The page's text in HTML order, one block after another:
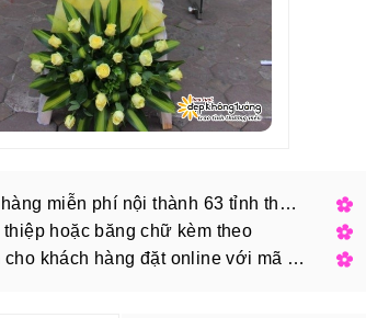
Giao hàng miễn phí nội thành 63 tỉnh thành phố
thiệp hoặc băng chữ kèm theo
Giảm cho khách hàng đặt online với mã giảm giá